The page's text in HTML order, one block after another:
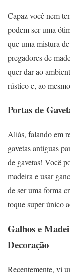
Capaz você nem
podem ser uma
que uma mistura
pregadores de
quer dar ao
rústico e, ao
Portas de
Aliás, falando em
gavetas antiguas
de gavetas! Você
madeira e usar
de ser uma forma
toque super único
Galhos e
Decoração
Recentemente, vi